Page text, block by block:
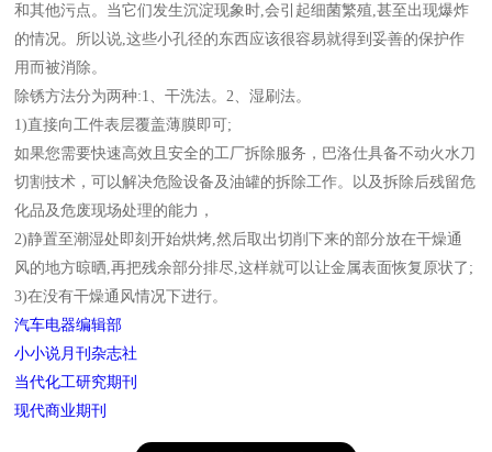
和其他污点。当它们发生沉淀现象时,会引起细菌繁殖,甚至出现爆炸
的情况。所以说,这些小孔径的东西应该很容易就得到妥善的保护作
用而被消除。
除锈方法分为两种:1、干洗法。2、湿刷法。
1)直接向工件表层覆盖薄膜即可;
如果您需要快速高效且安全的工厂拆除服务，巴洛仕具备不动火水刀
切割技术，可以解决危险设备及油罐的拆除工作。以及拆除后残留危
化品及危废现场处理的能力，
2)静置至潮湿处即刻开始烘烤,然后取出切削下来的部分放在干燥通
风的地方晾晒,再把残余部分排尽,这样就可以让金属表面恢复原状了;
3)在没有干燥通风情况下进行。
汽车电器编辑部
小小说月刊杂志社
当代化工研究期刊
现代商业期刊